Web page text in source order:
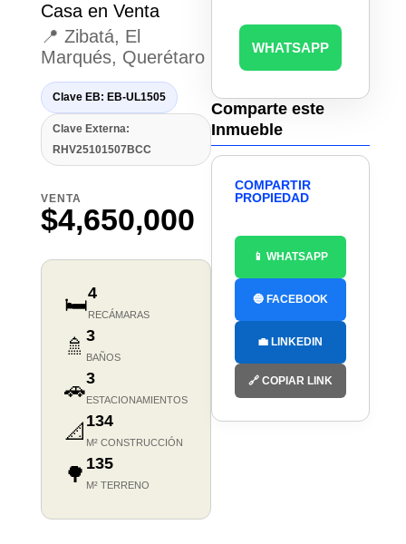
Casa en Venta
📍 Zibatá, El
Marqués, Querétaro
Clave EB: EB-UL1505
Clave Externa:
RHV25101507BCC
VENTA
$4,650,000
🛏️4
RECÁMARAS
🚿 3
BAÑOS
🚗3
ESTACIONAMIENTOS
📐 134
M² CONSTRUCCIÓN
🌳 135
M² TERRENO
WHATSAPP
Comparte este
Inmueble
COMPARTIR
PROPIEDAD
📱 WHATSAPP
🔵 FACEBOOK
💼 LINKEDIN
🔗 COPIAR LINK